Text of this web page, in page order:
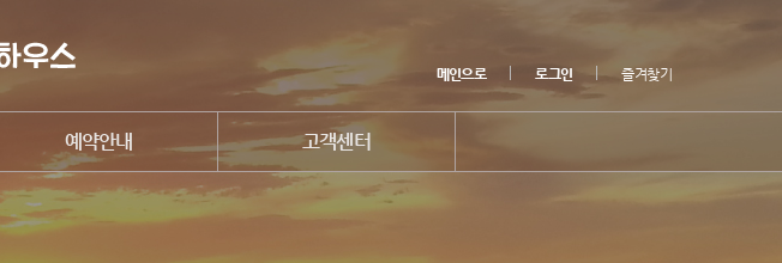
메인으로 로그인 즐겨찾기
예약안내 고객센터